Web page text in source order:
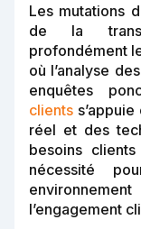
Les mutations
de la
profondément
où l’analyse
enquêtes
clients
réel et des
besoins
nécessité
l’engagement